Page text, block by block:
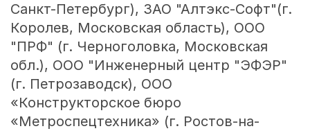
Санкт-Петербург), ЗАО "Алтэкс-Софт"(г.
Королев, Московская область), ООО
"ПРФ" (г. Черноголовка, Московская
обл.), ООО "Инженерный центр "ЭФЭР"
(г. Петрозаводск), ООО
«Конструкторское бюро
«Метроспецтехника» (г. Ростов-на-